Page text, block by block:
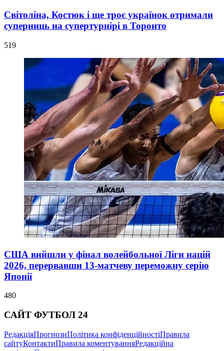
Світоліна, Костюк і ще троє українок отримали
суперниць на супертурнірі в Торонто
519
США вийшли у фінал волейбольної Ліги націй
2026, перервавши 13-матчеву переможну серію
Японії
480
САЙТ ФУТБОЛ 24
РедакціяПрогнозиПолітика конфіденційностіПравила
сайтуКонтактиПравила коментуванняРедакційна